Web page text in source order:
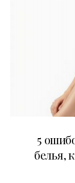
5
белья,